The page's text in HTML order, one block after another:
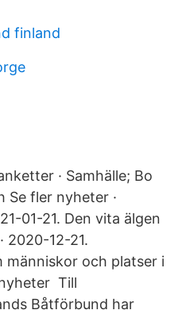
finland
· Samhälle; Bo
Se fler nyheter ·
01-21. Den vita älgen
2020-12-21.
människor och platser i
Till
Båtförbund har